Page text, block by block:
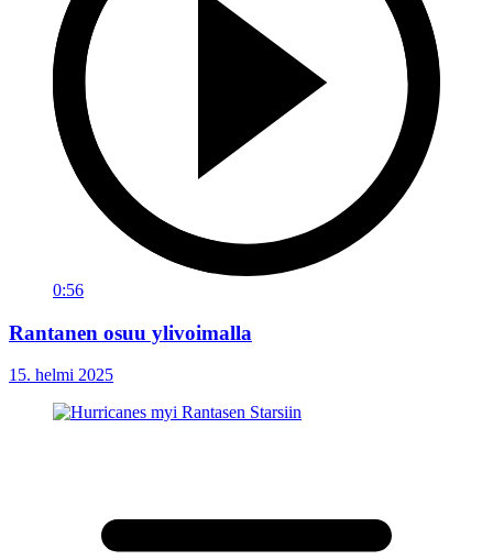
0:56
Rantanen osuu ylivoimalla
15. helmi 2025